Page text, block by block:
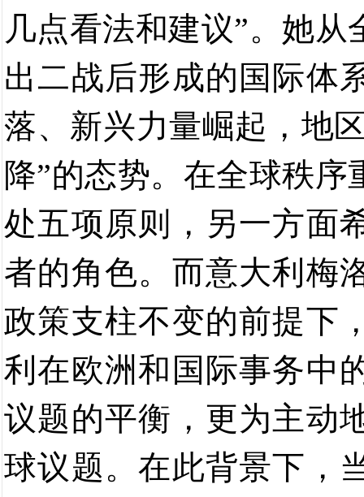
几点看法和建议”。她从
出二战后形成的国际体
落、 新兴力量崛起，地
降”的态势。 在全球秩序
处五项原则，另一方面
者的角色。而意大利梅
政策支柱不变的前提下
利在欧洲和国际事务中
议题的平衡，更为主动
球议题。在此背景下，